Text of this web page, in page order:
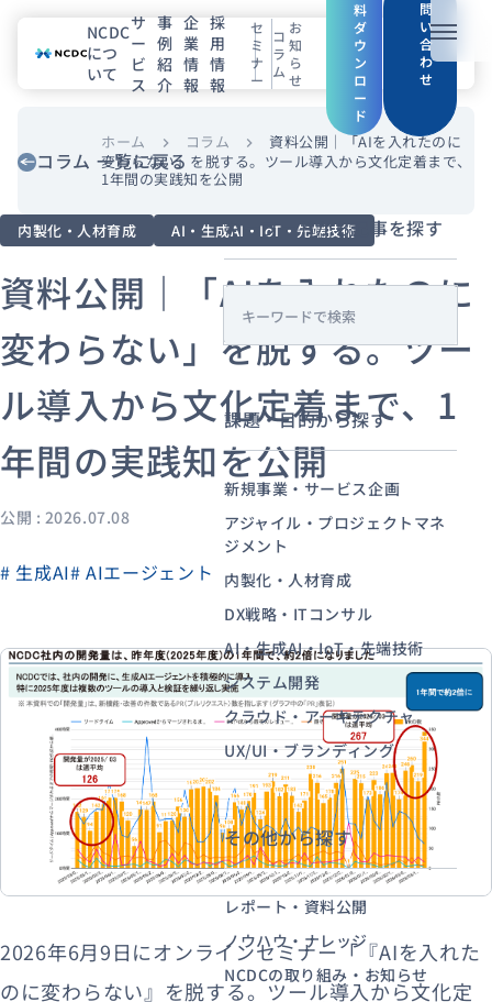
メニュ
NCDCについて
サービス
事例紹介
採用情報
セミナー コラム お知らせ
エンジニアブログ（Zenn）
お役立ち情報（PJ Insight）
資料ダウンロード お問い合わせ
NCDC
につ
いて
サ
ー
ビ
ス
事
例
紹
介
企
業
情
報
採
用
情
報
セ
ミ
ナ
ー
コ
ラ
ム
お
知
ら
せ
料
ダ
ウ
ン
ロ
ー
ド
問
い
合
わ
せ
コラム 一覧に戻る
ホーム chevron_right コラム chevron_right
資料公開｜「AIを入れたのに
変わらない」を脱する。ツール導入から文化定着まで、
1年間の実践知を公開
内製化・人材育成 AI・生成AI・IoT・先端技術
資料公開｜「AIを入れたのに
変わらない」を脱する。ツー
ル導入から文化定着まで、1
年間の実践知を公開
公開 : 2026.07.08
# 生成AI# AIエージェント
2026年6月9日にオンラインセミナー「『AIを入れた
のに変わらない』を脱する。ツール導入から文化定
キーワードから記事を探す
e
a
r
c
h
課題・目的から探す
新規事業・サービス企画
アジャイル・プロジェクトマネ
ジメント
内製化・人材育成
DX戦略・ITコンサル
AI・生成AI・IoT・先端技術
システム開発
クラウド・アーキテクチャ
UX/UI・ブランディング
その他から探す
レポート・資料公開
ノウハウ・ナレッジ
NCDCの取り組み・お知らせ